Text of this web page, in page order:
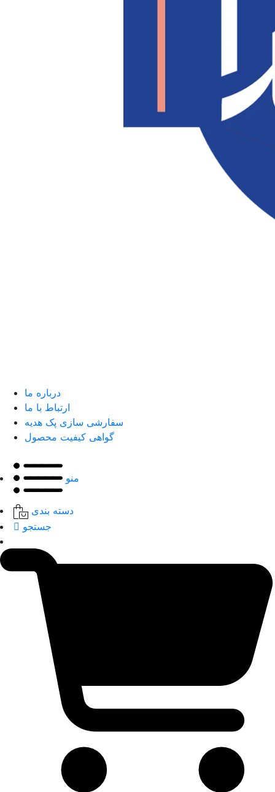
درباره ما
ارتباط با ما
سفارشی سازی پک هدیه
گواهی کیفیت محصول
منو
دسته بندی
جستجو